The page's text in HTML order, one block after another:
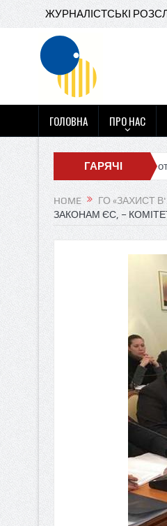
ЖУРНАЛІСТСЬКІ
ГОЛОВНА ПРО НАС
ГАРЯЧІ
НОВИНИ
війни: як засуджені отримали
HOME ГО «ЗАХИСТ
ЗАКОНАМ ЄС, –